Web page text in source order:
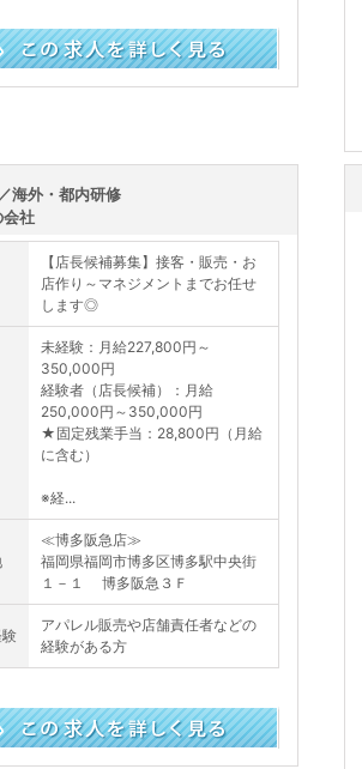
外・都内研修
会社
【店長候補募集】接客・販売・お
店作り～マネジメントまでお任せ
します◎
未経験：月給227,800円～
350,000円
経験者（店長候補）：月給
250,000円～350,000円
★固定残業手当：28,800円（月給
に含む）
※経...
≪博多阪急店≫
福岡県福岡市博多区博多駅中央街
１－１ 博多阪急３Ｆ
アパレル販売や店舗責任者などの
経験がある方